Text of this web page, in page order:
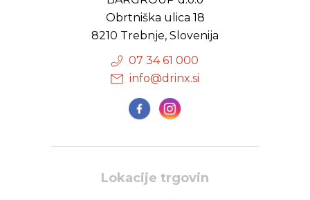
Obrtniška ulica 18
8210 Trebnje, Slovenija
07 34 61 000
info@drinx.si
Lokacije trgovin